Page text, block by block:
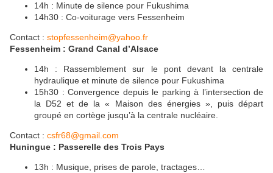
14h : Minute de silence pour Fukushima
14h30 : Co-voiturage vers Fessenheim
Contact : stopfessenheim@yahoo.fr
Fessenheim : Grand Canal d’Alsace
14h : Rassemblement sur le pont devant la centrale
hydraulique et minute de silence pour Fukushima
15h30 : Convergence depuis le parking à l’intersection de
la D52 et de la « Maison des énergies », puis départ
groupé en cortège jusqu’à la centrale nucléaire.
Contact : csfr68@gmail.com
Huningue : Passerelle des Trois Pays
13h : Musique, prises de parole, tractages…